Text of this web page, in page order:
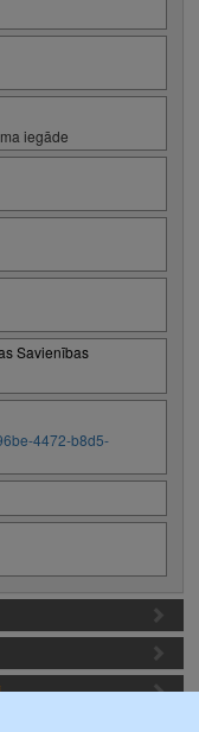
iegāde
Savienības
4472-b8d5-